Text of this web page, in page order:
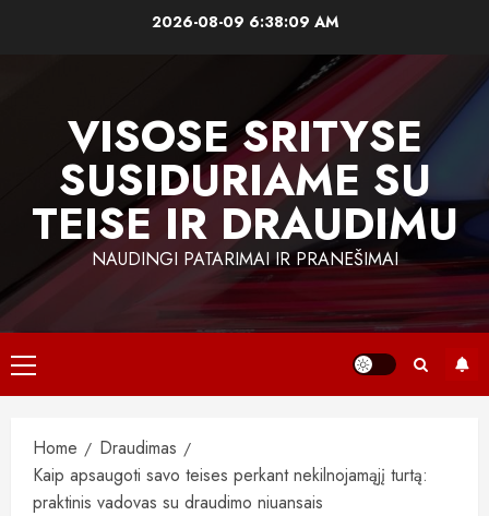
2026-08-09 6:38:10 AM
VISOSE SRITYSE
SUSIDURIAME SU
TEISE IR DRAUDIMU
NAUDINGI PATARIMAI IR PRANEŠIMAI
Primary
Menu
Home
Draudimas
Kaip apsaugoti savo teises perkant nekilnojamąjį turtą:
praktinis vadovas su draudimo niuansais